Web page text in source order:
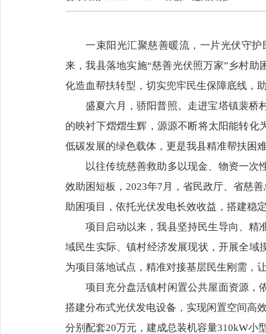
一束阳光汇聚慈善暖流，一片光伏守
来，我县落地实施“慈善光伏照万家”乡村助
化造血帮扶转型，切实兜牢民生保障底线，
盛夏六月，骄阳普照。走进宝塔镇裴桥
的映衬下熠熠生辉，源源不断将太阳能转
低碳发展的绿色载体，更是我县精准帮扶困
以往传统慈善救助多以现金、物资一次
效助困短板，2023年7月，省民政厅、省慈
助困项目，依托光伏发电长效收益，搭建稳
项目启动以来，我县坚持民生导向、精
域民生实际、镇村经济发展现状，开展全域
为项目落地试点，精准对接基层民生刚需，
项目充分盘活镇村闲置公共屋面资源，
搭建分布式光伏发电设备，实现闲置空间高
分别配套20万元，建成总装机容量310kW小